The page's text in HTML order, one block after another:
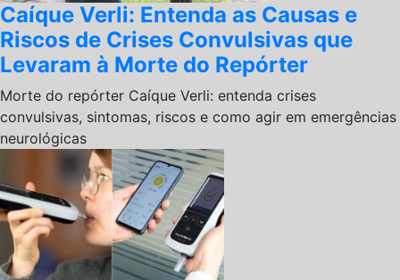
Caíque Verli: Entenda as Causas e
Riscos de Crises Convulsivas que
Levaram à Morte do Repórter
Morte do repórter Caíque Verli: entenda crises
convulsivas, sintomas, riscos e como agir em emergências
neurológicas